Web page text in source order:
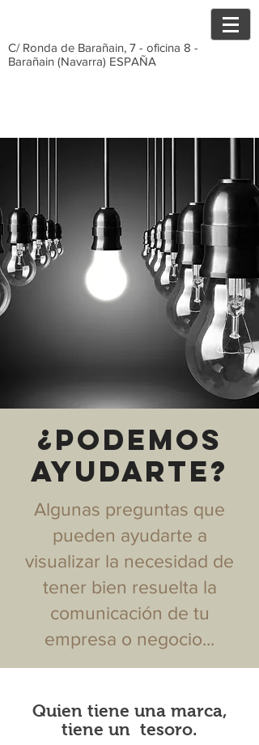
C/ Ronda de Barañain, 7 - oficina 8 -
Barañain (Navarra) ESPAÑA
¿PODEMOS
AYUDARTE?
Algunas preguntas que
pueden ayudarte a
visualizar la necesidad de
tener bien resuelta la
comunicación de tu
empresa o negocio...
Quien tiene una marca,
tiene un tesoro.